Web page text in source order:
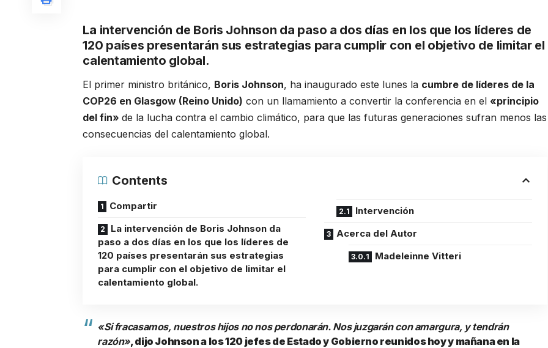
La intervención de Boris Johnson da paso a dos días en los que los líderes de
120 países presentarán sus estrategias para cumplir con el objetivo de limitar el
calentamiento global.
El primer ministro británico, Boris Johnson, ha inaugurado este lunes la cumbre de líderes de la
COP26 en Glasgow (Reino Unido) con un llamamiento a convertir la conferencia en el «principio
del fin»de la lucha contra el cambio climático, para que las futuras generaciones sufran menos las
consecuencias del calentamiento global.
Contents
Compartir
La intervención de Boris Johnson da
paso a dos días en los que los líderes de
120 países presentarán sus estrategias
para cumplir con el objetivo de limitar el
calentamiento global.
Intervención
Acerca del Autor
Madeleinne Vitteri
«Si fracasamos, nuestros hijos no nos perdonarán. Nos juzgarán con amargura, y tendrán
razón», dijo Johnson a los 120 jefes de Estado y Gobierno reunidos hoy y mañana en la